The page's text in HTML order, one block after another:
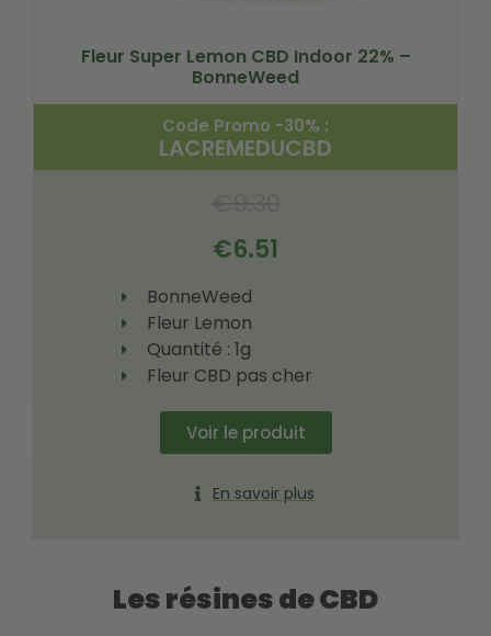
Fleur Super Lemon CBD Indoor 22% –
BonneWeed
Code Promo -30% :
LACREMEDUCBD
€6.51
BonneWeed
Fleur Lemon
Quantité : 1g
Fleur CBD pas cher
Voir le produit
En savoir plus
Les résines de CBD